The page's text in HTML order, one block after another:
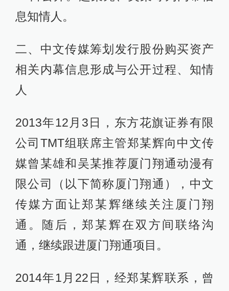
息知情人。
二、中文传媒筹划发行股份购买资产
相关内幕信息形成与公开过程、知情
人
2013年12月3日，东方花旗证券有限
公司TMT组联席主管郑某辉向中文传
媒曾某雄和吴某推荐厦门翔通动漫有
限公司（以下简称厦门翔通），中文
传媒方面让郑某辉继续关注厦门翔
通。随后，郑某辉在双方间联络沟
通，继续跟进厦门翔通项目。
2014年1月22日，经郑某辉联系，曾